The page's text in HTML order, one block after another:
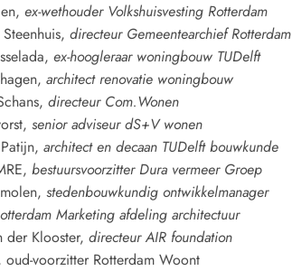
ex-wethouder Volkshuisvesting Rotterdam
directeur Gemeentearchief Rotterdam
ex-hoogleraar woningbouw TUDelft
architect renovatie woningbouw
directeur Com.Wonen
senior adviseur dS+V wonen
architect en decaan TUDelft bouwkunde
bestuursvoorzitter Dura vermeer Groep
stedenbouwkundig ontwikkelmanager
Marketing afdeling architectuur
der Klooster, directeur AIR foundation
oud-voorzitter Rotterdam Woont